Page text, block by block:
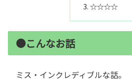
☆☆☆☆
●こんなお話
ミス・インクレディブルな話。